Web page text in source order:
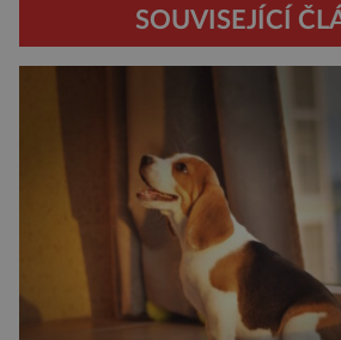
SOUVISEJÍCÍ